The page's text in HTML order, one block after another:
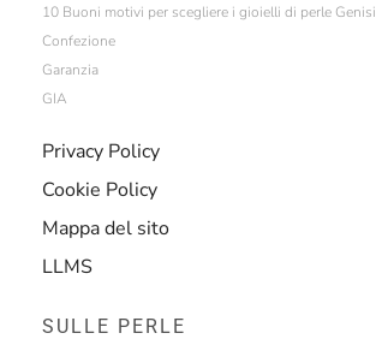
10 Buoni motivi per scegliere i gioielli di perle Genisi
Confezione
Garanzia
GIA
Privacy Policy
Cookie Policy
Mappa del sito
LLMS
SULLE PERLE